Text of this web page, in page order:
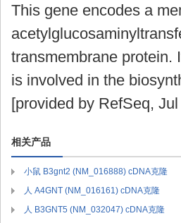
This gene encodes a
transmembrane protein.
is involved in the
[provided by RefSeq,
相关产品
小鼠 B3gnt2 (NM_016888) cDNA克隆
人 A4GNT (NM_016161) cDNA克隆
人 B3GNT5 (NM_032047) cDNA克隆